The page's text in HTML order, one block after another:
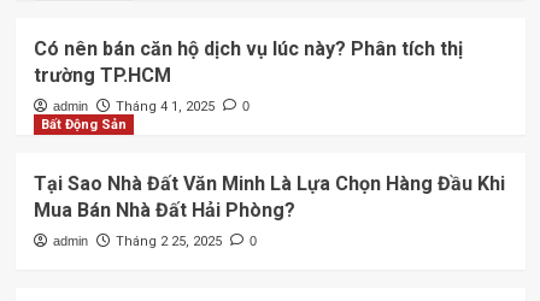
Có nên bán căn hộ dịch vụ lúc này? Phân tích thị
trường TP.HCM
admin Tháng 4 1, 2025 0
Bất Động Sản
Tại Sao Nhà Đất Văn Minh Là Lựa Chọn Hàng Đầu Khi
Mua Bán Nhà Đất Hải Phòng?
admin Tháng 2 25, 2025 0